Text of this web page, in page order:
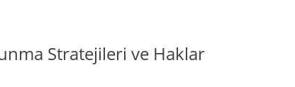
Stratejileri ve Haklar